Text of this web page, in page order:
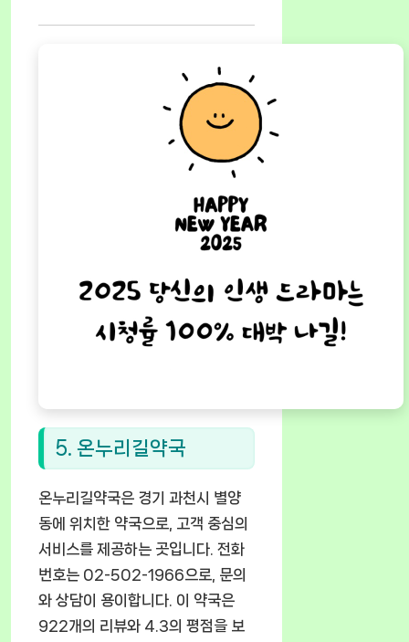
5. 온누리길약국
온누리길약국은 경기 과천시 별양
동에 위치한 약국으로, 고객 중심의
서비스를 제공하는 곳입니다. 전화
번호는 02-502-1966으로, 문의
와 상담이 용이합니다. 이 약국은
922개의 리뷰와 4.3의 평점을 보